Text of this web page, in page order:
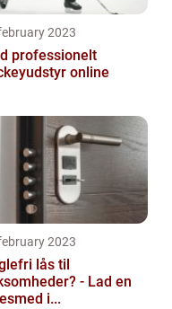
2023
professionelt
online
2023
lås til
- Lad en
i...